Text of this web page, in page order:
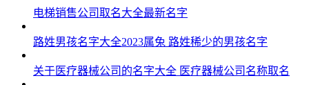
电梯销售公司取名大全最新名字
路姓男孩名字大全2023属兔 路姓稀少的男孩名字
关于医疗器械公司的名字大全 医疗器械公司名称取名